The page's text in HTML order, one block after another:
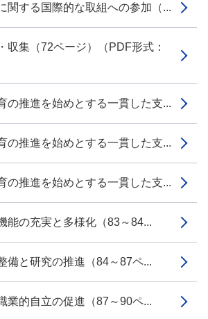
関する国際的な取組への参加（...
収集（72ページ）（PDF形式：
の推進を始めとする一貫した支...
の推進を始めとする一貫した支...
の推進を始めとする一貫した支...
能の充実と多様化（83～84...
備と研究の推進（84～87ペ...
業的自立の促進（87～90ペ...